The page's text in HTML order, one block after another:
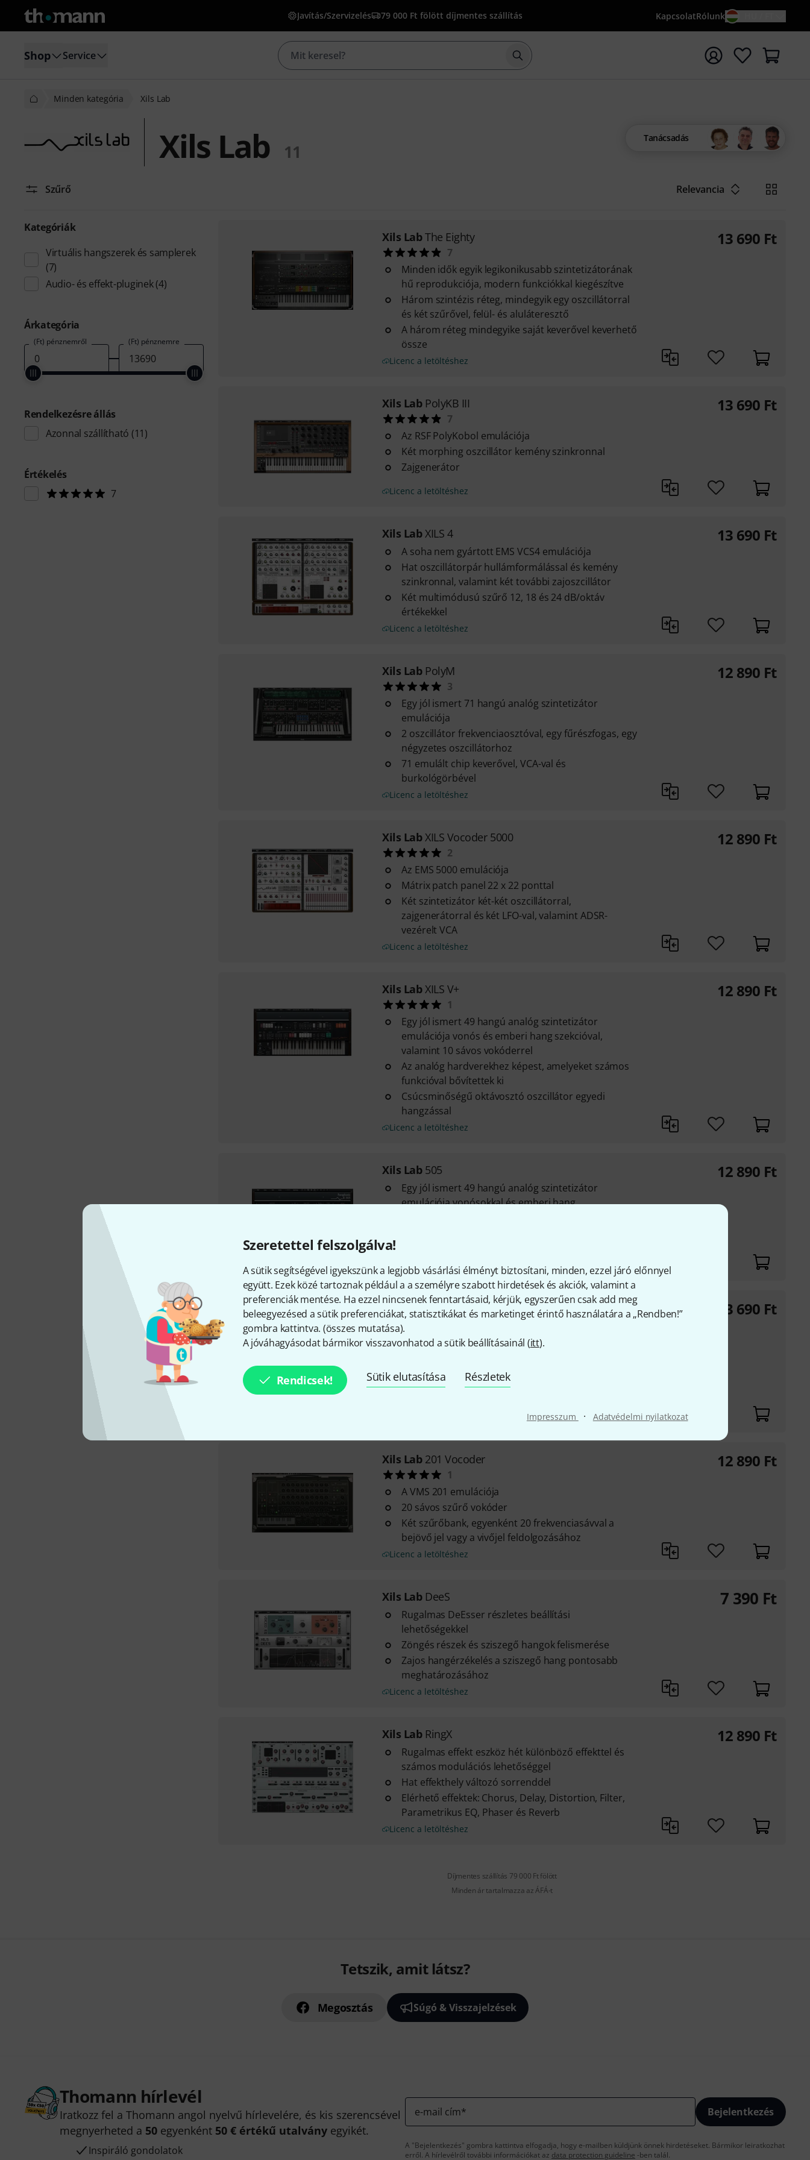
Szeretettel felszolgálva!
A sütik segítségével igyekszünk a legjobb vásárlási élményt biztosítani, minden, ezzel járó előnnyel
együtt. Ezek közé tartoznak például a a személyre szabott hirdetések és akciók, valamint a
preferenciák mentése. Ha ezzel nincsenek fenntartásaid, kérjük, egyszerűen csak add meg
beleegyezésed a sütik preferenciákat, statisztikákat és marketinget érintő használatára a „Rendben!”
gombra kattintva. (összes mutatása).
A jóváhagyásodat bármikor visszavonhatod a sütik beállításainál (itt).
Rendicsek! Sütik elutasítása Részletek
Impresszum · Adatvédelmi nyilatkozat
Javítás/Szervizelés 79 000 Ft fölött díjmentes szállítás KapcsolatRólunk
Shop Service Keresés indítása {searchTerm} keresőszóval
Minden kategória Xils Lab
Xils Lab 11
Tanácsadás
Szűrő Relevancia
Kategóriák
Virtuális hangszerek és samplerek
(7)
Audio- és effekt-pluginek(4)
Árkategória
(Ft) pénznemről (Ft) pénznemre
Rendelkezésre állás
Azonnal szállítható (11)
Értékelés
7
Xils LabThe Eighty
7
Minden idők egyik legikonikusabb szintetizátorának
hű reprodukciója, modern funkciókkal kiegészítve
Három szintézis réteg, mindegyik egy oszcillátorral
és két szűrővel, felül- és aluláteresztő
A három réteg mindegyike saját keverővel keverhető
össze
Licenc a letöltéshez
13 690 Ft
Xils Lab PolyKB III
7
Az RSF PolyKobol emulációja
Két morphing oszcillátor kemény szinkronnal
Zajgenerátor
Licenc a letöltéshez
13 690 Ft
Xils LabXILS 4
A soha nem gyártott EMS VCS4 emulációja
Hat oszcillátorpár hullámformálással és kemény
szinkronnal, valamint két további zajoszcillátor
Két multimódusú szűrő 12, 18 és 24 dB/oktáv
értékekkel
Licenc a letöltéshez
13 690 Ft
Xils Lab PolyM
3
Egy jól ismert 71 hangú analóg szintetizátor
emulációja
2 oszcillátor frekvenciaosztóval, egy fűrészfogas, egy
négyzetes oszcillátorhoz
71 emulált chip keverővel, VCA-val és
burkológörbével
Licenc a letöltéshez
12 890 Ft
Xils LabXILS Vocoder 5000
2
Az EMS 5000 emulációja
Mátrix patch panel 22 x 22 ponttal
Két szintetizátor két-két oszcillátorral,
zajgenerátorral és két LFO-val, valamint ADSR-
vezérelt VCA
Licenc a letöltéshez
12 890 Ft
Xils LabXILS V+
1
Egy jól ismert 49 hangú analóg szintetizátor
emulációja vonós és emberi hang szekcióval,
valamint 10 sávos vokóderrel
Az analóg hardverekhez képest, amelyeket számos
funkcióval bővítettek ki
Csúcsminőségű oktávosztó oszcillátor egyedi
hangzással
Licenc a letöltéshez
12 890 Ft
Xils Lab 505
Egy jól ismert 49 hangú analóg szintetizátor
emulációja vonósokkal és emberi hang ...
Licenc a letöltéshez
12 890 Ft
Xils Lab KaoX
Egy ritka, 1980-as évek elejéről származó FM
2 réteg, amelyek használhatók egyszeres, dupla vagy
osztott módban
13 690 Ft
Xils Lab 201 Vocoder
1
A VMS 201 emulációja
20 sávos szűrő vokóder
Két szűrőbank, egyenként 20 frekvenciasávval a
bejövő jel vagy a vivőjel feldolgozásához
Licenc a letöltéshez
12 890 Ft
Xils Lab DeeS
Rugalmas DeEsser részletes beállítási
lehetőségekkel
Zöngés részek és sziszegő hangok felismerése
Zajos hangérzékelés a sziszegő hang pontosabb
meghatározásához
Licenc a letöltéshez
7 390 Ft
Xils Lab RingX
Rugalmas effekt eszköz hét különböző effekttel és
számos modulációs lehetőséggel
Hat effekthely változó sorrenddel
Elérhető effektek: Chorus, Delay, Distortion, Filter,
Parametrikus EQ, Phaser és Reverb
Licenc a letöltéshez
12 890 Ft
Díjmentes szállítás 79 000 Ft fölött
Minden ár tartalmazza az ÁFÁ-t
Tetszik, amit látsz?
Megosztás Súgó & Visszajelzések
Thomann hírlevél
Iratkozz fel a Thomann angol nyelvű hírlevelére, és kis szerencsével
megnyerheted a 50 egyenként 50 € értékű utalvány egyikét.
Inspiráló gondolatok
e-mail cím* Bejelentkezés
A "Bejelentkezés" gombra kattintva elfogadja, hogy e-mailben küldjünk önnek hirdetéseket. Bármikor leiratkozhat
erről. A hírlevélről további információkat az data protection guideline -ben talál.